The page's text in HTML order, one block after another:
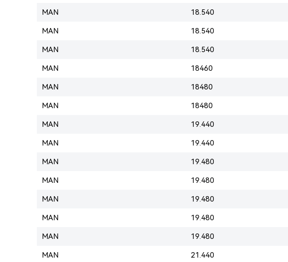
MAN 18.540
MAN 18.540
MAN 18.540
MAN 18460
MAN 18480
MAN 18480
MAN 19.440
MAN 19.440
MAN 19.480
MAN 19.480
MAN 19.480
MAN 19.480
MAN 19.480
MAN 21.440